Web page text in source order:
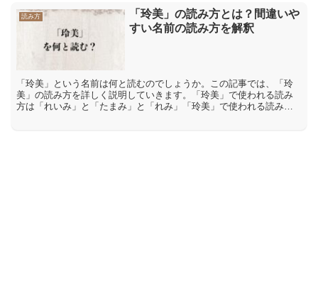
読み方
「玲美」の読み方とは？間違いや
すい名前の読み方を解釈
「玲美」という名前は何と読むのでしょうか。この記事では、「玲
美」の読み方を詳しく説明していきます。「玲美」で使われる読み
方は「れいみ」と「たまみ」と「れみ」「玲美」で使われる読み方